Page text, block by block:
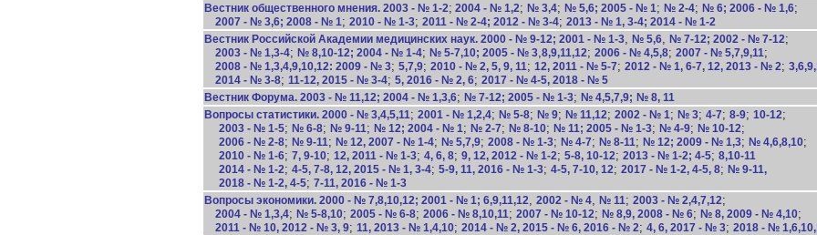
Вестник общественного мнения. 2003 - № 1-2; 2004 - № 1,2; № 3,4; № 5,6; 2005 - № 1; № 2-4; № 6; 2006 - № 1,6;
2007 - № 3,6; 2008 - № 1; 2010 - № 1-3; 2011 - № 2-4; 2012 - № 3-4; 2013 - № 1, 3-4; 2014 - № 1-2
Вестник Российской Академии медицинских наук. 2000 - № 9-12; 2001 - № 1-3, № 5,6, № 7-12; 2002 - № 7-12;
2003 - № 1,3-4; № 8,10-12; 2004 - № 1-4; № 5-7,10; 2005 - № 3,8,9,11,12; 2006 - № 4,5,8; 2007 - № 5,7,9,11;
2008 - № 1,3,4,9,10,12: 2009 - № 3; 5,7,9; 2010 - № 2, 5, 9, 11; 12, 2011 - № 5-7; 2012 - № 1, 6-7, 12, 2013 - № 2;
2014 - № 3-8; 11-12, 2015 - № 3-4; 5, 2016 - № 2, 6; 2017 - № 4-5, 2018 - № 5
Вестник Форума. 2003 - № 11,12; 2004 - № 1,3,6; № 7-12; 2005 - № 1-3; № 4,5,7,9; № 8, 11
Вопросы статистики. 2000 - № 3,4,5,11; 2001 - № 1,2,4; № 5-8; № 9; № 11,12; 2002 - № 1; № 3; 4-7; 8-9; 10-12;
2003 - № 1-5; № 6-8; № 9-11; № 12; 2004 - № 1; № 2-7; № 8-10; № 11; 2005 - № 1-3; № 4-9; № 10-12;
2006 - № 2-8; № 9-11; № 12, 2007 - № 1-4; № 5,7,9; 2008 - № 1-3; № 4-7; № 8-11; № 12; 2009 - № 1,3; № 4,6,8,10;
2010 - № 1-6; 7, 9-10; 12, 2011 - № 1-3; 4, 6, 8; 9, 12, 2012 - № 1-2; 5-8, 10-12; 2013 - № 1-2; 4-5; 8,10-11
2014 - № 1-2; 4-5, 7-8, 12, 2015 - № 1, 3-4; 5-9, 11, 2016 - № 1-3; 4-5, 7-10, 12; 2017 - № 1-2, 4-5, 8; № 9-11,
2018 - № 1-2, 4-5; 7-11, 2016 - № 1-3
Вопросы экономики. 2000 - № 7,8,10,12; 2001 - № 1; 6,9,11,12, 2002 - № 4, № 11; 2003 - № 2,4,7,12;
2004 - № 1,3,4; № 5-8,10; 2005 - № 6-8; 2006 - № 8,10,11; 2007 - № 10-12; № 8,9, 2008 - № 6; № 8, 2009 - № 4,10;
2011 - № 10, 2012 - № 3, 9; 11, 2013 - № 1,4,10; 2014 - № 2, 2015 - № 6, 2016 - № 2; 4, 6, 2017 - № 3; 2018 - №